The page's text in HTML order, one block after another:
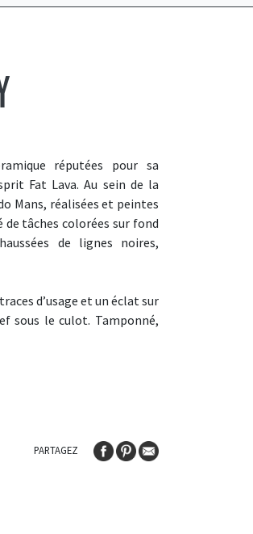
réputées pour sa
Fat Lava. Au sein de la
Mans, réalisées et peintes
tâches colorées sur fond
de lignes noires,
d’usage et un éclat sur
sous le culot. Tamponné,
PARTAGEZ